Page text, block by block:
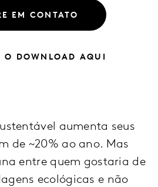
EM CONTATO
O DOWNLOAD AQUI
aumenta seus
de ~20% ao ano. Mas
entre quem gostaria de
ecológicas e não